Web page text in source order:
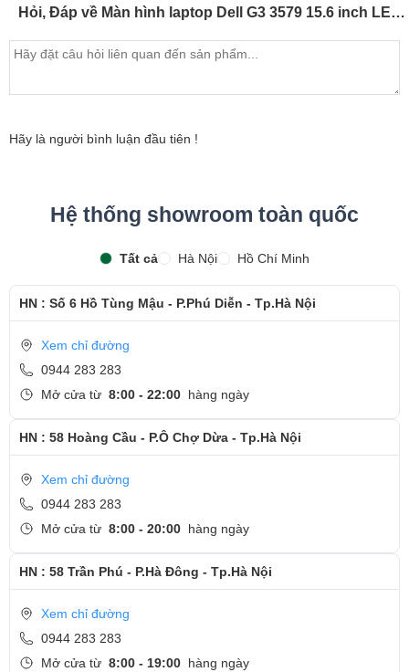
- Kĩ Thuật viên tiến hành tay màn cho laptop
- Màn hình thay chuẩn chính hãng theo mã máy , dán tem
dẫn kiểm tra lại màn hình mới
- Bàn Giao máy lại cho khách hàng !
Cảm ơn quý khách đã dành thời gian tham khảo và
quan tâm tới dịch vụ thay màn hình tại Ngọc Nguyễn
Care
- HotlineCSKH dịch vụ sửa chữa: 0944-283-283
Hỏi, Đáp về Màn hình laptop Dell G3 3579 15.6 inch LED Mỏng 30 pin ( 156LM30P 1920 x 1080 )
Hãy là người bình luận đầu tiên !
Hệ thống showroom toàn quốc
Tất cả Hà Nội Hồ Chí Minh
HN : Số 6 Hồ Tùng Mậu - P.Phú Diễn - Tp.Hà Nội
Xem chỉ đường
0944 283 283
Mở cửa từ 8:00 - 22:00 hàng ngày
HN : 58 Hoàng Cầu - P.Ô Chợ Dừa - Tp.Hà Nội
Xem chỉ đường
0944 283 283
Mở cửa từ 8:00 - 20:00 hàng ngày
HN : 58 Trần Phú - P.Hà Đông - Tp.Hà Nội
Xem chỉ đường
0944 283 283
Mở cửa từ 8:00 - 19:00 hàng ngày